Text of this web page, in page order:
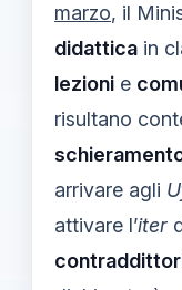
marzo, il
didattica in
lezioni e
risultano
arrivare agli
attivare l’iter